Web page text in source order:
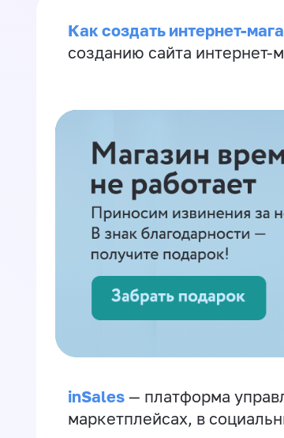
Как создать интернет-
созданию сайта интернет-
inSales — платформа
маркетплейсах, в